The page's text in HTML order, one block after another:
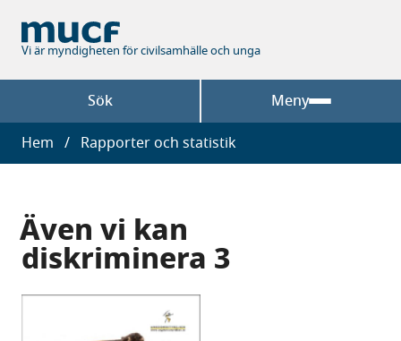
huvudinnehåll
Vi är myndigheten för civilsamhälle och unga
Sök Meny
Länkstig
Hem Rapporter och statistik
Även vi kan
diskriminera 3